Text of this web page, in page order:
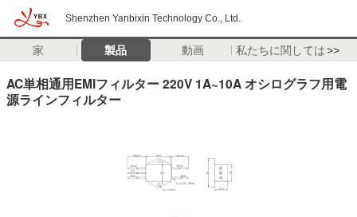
Shenzhen Yanbixin Technology Co., Ltd.
家 製品 動画 私たちに関しては>>
AC単相通用EMIフィルター 220V 1A~10A オシログラフ用電
源ラインフィルター